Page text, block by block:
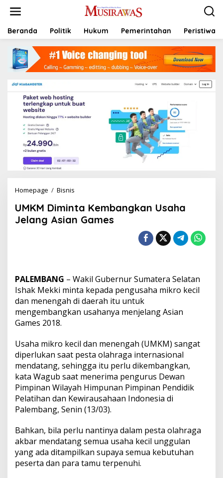
t
Beranda Politik Hukum Pemerintahan Peristiwa
Homepage / Bisnis
K
M
D
a
K
e
m
b
g
k
a
n
U
s
a
h
a
e
l
a
g
UMKM Diminta Kembangkan Usaha
Jelang Asian Games
PALEMBANG – Wakil Gubernur Sumatera Selatan
Ishak Mekki minta kepada pengusaha mikro kecil
dan menengah di daerah itu untuk
mengembangkan usahanya menjelang Asian
Games 2018.
Usaha mikro kecil dan menengah (UMKM) sangat
diperlukan saat pesta olahraga internasional
mendatang, sehingga itu perlu dikembangkan,
kata Wagub saat menerima pengurus Dewan
Pimpinan Wilayah Himpunan Pimpinan Pendidik
Pelatihan dan Kewirausahaan Indonesia di
Palembang, Senin (13/03).
Bahkan, bila perlu nantinya dalam pesta olahraga
akbar mendatang semua usaha kecil unggulan
yang ada ditampilkan supaya semua kebutuhan
peserta dan para tamu terpenuhi.